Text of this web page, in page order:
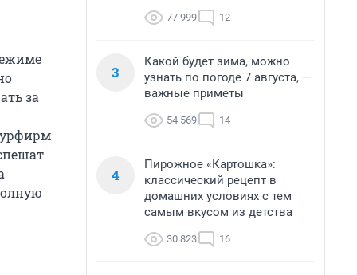
за
77 999 12
3
Какой будет зима, можно
узнать по погоде 7 августа, —
важные приметы
54 569 14
4
Пирожное «Картошка»:
классический рецепт в
домашних условиях с тем
самым вкусом из детства
30 823 16